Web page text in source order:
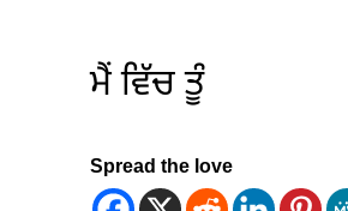
ਮੈਂ ਵਿੱਚ ਤੂੰ
Spread the love